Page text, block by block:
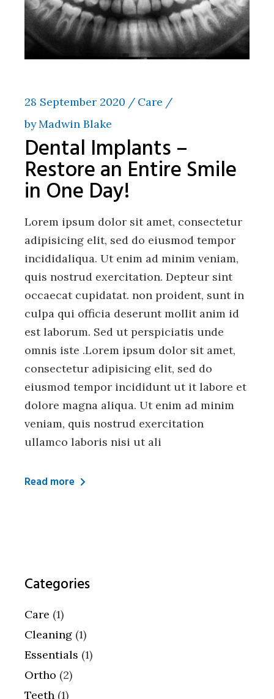
28 September 2020
Care
byMadwin Blake
Dental Implants –
Restore an Entire Smile
in One Day!
Lorem ipsum dolor sit amet, consectetur
adipisicing elit, sed do eiusmod tempor
incididaliqua. Ut enim ad minim veniam,
quis nostrud exercitation. Depteur sint
occaecat cupidatat. non proident, sunt in
culpa qui officia deserunt mollit anim id
est laborum. Sed ut perspiciatis unde
omnis iste .Lorem ipsum dolor sit amet,
consectetur adipisicing elit, sed do
eiusmod tempor incididunt ut it labore et
dolore magna aliqua. Ut enim ad minim
veniam, quis nostrud exercitation
ullamco laboris nisi ut ali
Read more
Categories
Care (1)
Cleaning (1)
Essentials (1)
Ortho (2)
Teeth (1)